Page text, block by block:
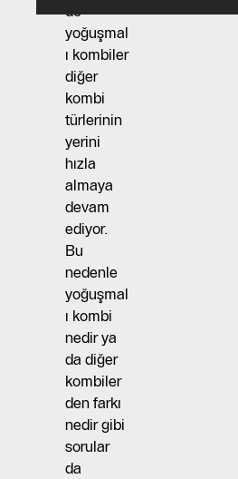
de
yoğuşmal
ı kombiler
diğer
kombi
türlerinin
yerini
hızla
almaya
devam
ediyor.
Bu
nedenle
yoğuşmal
ı kombi
nedir ya
da diğer
kombiler
den farkı
nedir gibi
sorular
da